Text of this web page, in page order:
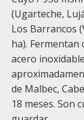
(Ugarteche,
Los Barrancos
ha). Fermentan
acero
de Malbec,
18 meses. Son